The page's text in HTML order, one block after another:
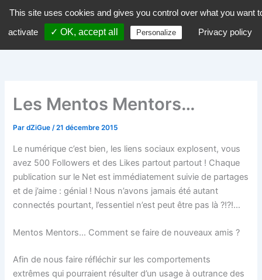
contenu
dZiGue
Les Mentos Mentors…
PardZiGue/21 décembre 2015
Le numérique c’est bien, les liens sociaux explosent, vous
avez 500 Followers et des Likes partout partout ! Chaque
publication sur le Net est immédiatement suivie de partages
et de j’aime : génial ! Nous n’avons jamais été autant
connectés pourtant, l’essentiel n’est peut être pas là ?!?!…
Mentos Mentors… Comment se faire de nouveaux amis ?
Afin de nous faire réfléchir sur les comportements
extrêmes qui pourraient résulter d’un usage à outrance des
This site uses cookies and gives you control over what you want
activate
✓ OK, accept all Personalize Privacy policy